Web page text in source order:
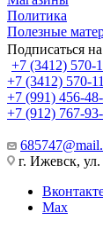
Политика
Полезные
Подписаться
+7 (3412) 570-
+7 (3412) 570-
+7 (991) 456-
+7 (912) 767-
г. Ижевск,
Max